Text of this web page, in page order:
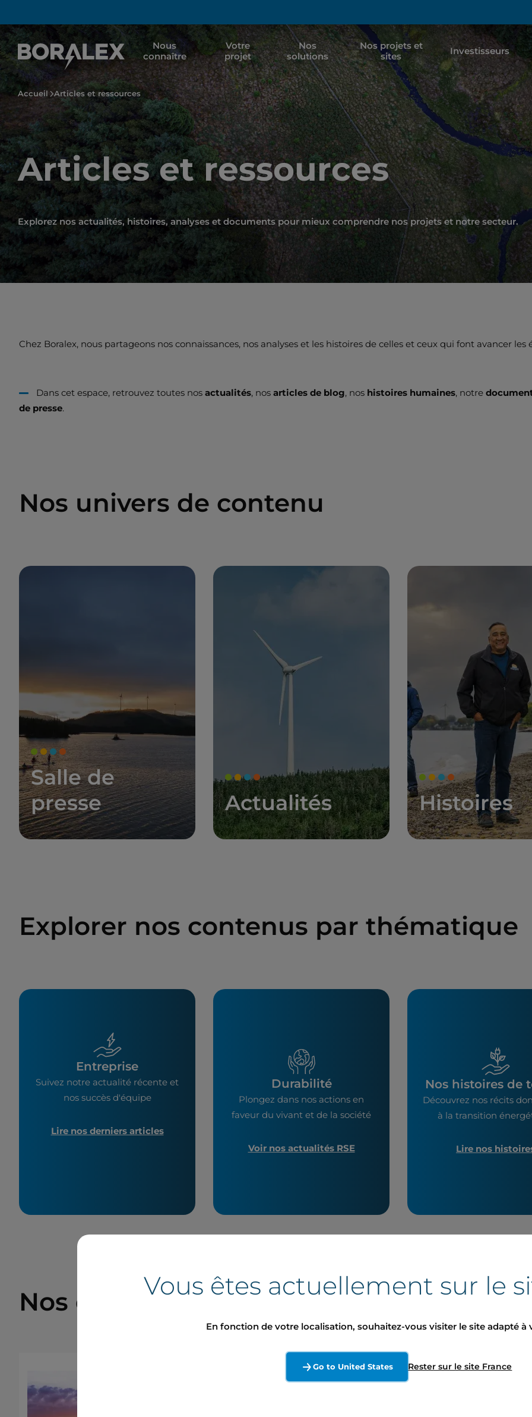
au
contenu
principal
Nous
connaître
Votre
projet
Nos
solutions
Nos projets et
sites
Investisseurs
Accueil Articles et ressources
Articles et ressources
Explorez nos actualités, histoires, analyses et documents pour mieux comprendre nos projets et notre secteur.
Chez Boralex, nous partageons nos connaissances, nos analyses et les histoires de celles et ceux qui font avancer les
Dans cet espace, retrouvez toutes nos actualités, nos articles de blog, nos histoires humaines, notre
de presse.
Nos univers de contenu
Salle de
presse
Actualités Histoires
Explorer nos contenus par thématique
Entreprise
Suivez notre actualité récente et
nos succès d'équipe
Lire nos derniers articles
Durabilité
Plongez dans nos actions en
faveur du vivant et de la société
Voir nos actualités RSE
Nos histoires de
Découvrez nos récits
à la transition
Lire nos
Nos derniers communiqués de presse
Vous êtes actuellement sur le
En fonction de votre localisation, souhaitez-vous visiter le site adapté à
Go to United States Rester sur le site France